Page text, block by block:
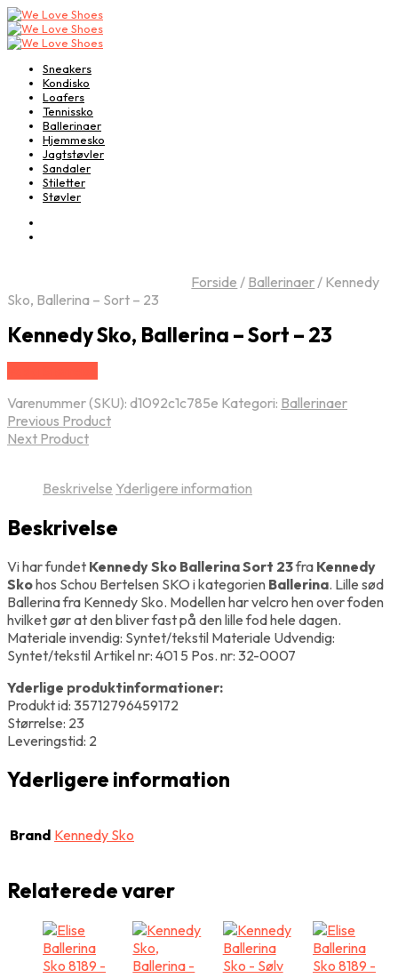
Sneakers
Kondisko
Loafers
Tennissko
Ballerinaer
Hjemmesko
Jagtstøvler
Sandaler
Stiletter
Støvler
Forside / Ballerinaer/ Kennedy
Sko, Ballerina – Sort – 23
Kennedy Sko, Ballerina – Sort – 23
Varenummer (SKU): d1092c1c785e Kategori: Ballerinaer
Previous Product
Next Product
Beskrivelse Yderligere information
Beskrivelse
Vi har fundet Kennedy Sko Ballerina Sort 23fra Kennedy
Skohos Schou Bertelsen SKO i kategorien Ballerina. Lille sød
Ballerina fra Kennedy Sko. Modellen har velcro hen over foden
hvilket gør at den bliver fast på den lille fod hele dagen.
Materiale invendig: Syntet/tekstil Materiale Udvendig:
Syntet/tekstil Artikel nr: 401 5 Pos. nr: 32-0007
Yderlige produktinformationer:
Produkt id: 35712796459172
Størrelse: 23
Leveringstid: 2
Yderligere information
Brand Kennedy Sko
Relaterede varer